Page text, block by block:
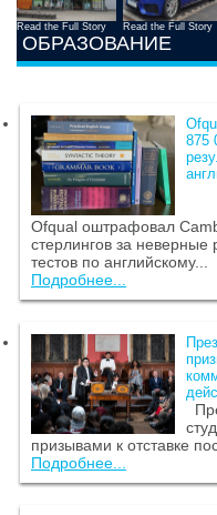
Read the Full Story Read the Full Story
ОБРАЗОВАНИЕ
875
Ofqual оштрафовал
стерлингов за
тестов по английскому...
Подробнее...
призывами к отставке
Подробнее...